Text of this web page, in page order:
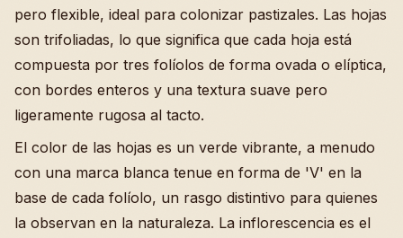
pero flexible, ideal para colonizar pastizales. Las hojas
son trifoliadas, lo que significa que cada hoja está
compuesta por tres folíolos de forma ovada o elíptica,
con bordes enteros y una textura suave pero
ligeramente rugosa al tacto.
El color de las hojas es un verde vibrante, a menudo
con una marca blanca tenue en forma de 'V' en la
base de cada folíolo, un rasgo distintivo para quienes
la observan en la naturaleza. La inflorescencia es el